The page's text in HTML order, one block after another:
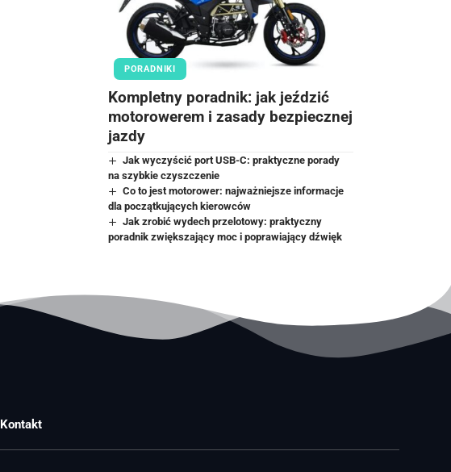
PORADNIKI
Kompletny poradnik: jak jeździć
motorowerem i zasady bezpiecznej
jazdy
Jak wyczyścić port USB-C: praktyczne porady
na szybkie czyszczenie
Co to jest motorower: najważniejsze informacje
dla początkujących kierowców
Jak zrobić wydech przelotowy: praktyczny
poradnik zwiększający moc i poprawiający dźwięk
Kontakt